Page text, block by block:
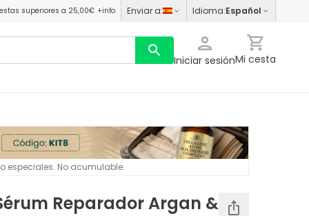
superiores a 25,00€ +info Enviar a: Idioma:Español
Iniciar sesiónMi cesta
especiales. No acumulable.
Reparador Argan &